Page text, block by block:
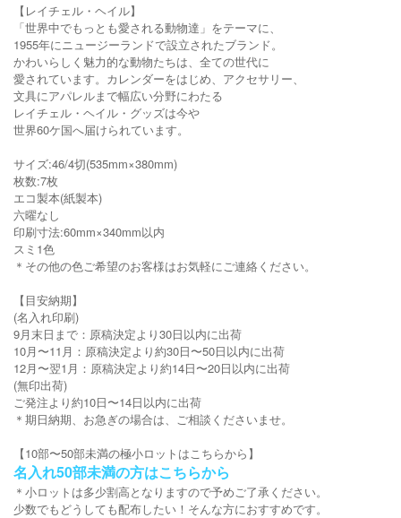
【レイチェル・ヘイル】
「世界中でもっとも愛される動物達」をテーマに、
1955年にニュージーランドで設立されたブランド。
かわいらしく魅力的な動物たちは、全ての世代に
愛されています。カレンダーをはじめ、アクセサリー、
文具にアパレルまで幅広い分野にわたる
レイチェル・ヘイル・グッズは今や
世界60ケ国へ届けられています。
サイズ:46/4切(535mm×380mm)
枚数:7枚
エコ製本(紙製本)
六曜なし
印刷寸法:60mm×340mm以内
スミ1色
＊その他の色ご希望のお客様はお気軽にご連絡ください。
【目安納期】
(名入れ印刷)
9月末日まで：原稿決定より30日以内に出荷
10月〜11月：原稿決定より約30日〜50日以内に出荷
12月〜翌1月：原稿決定より約14日〜20日以内に出荷
(無印出荷)
ご発注より約10日〜14日以内に出荷
＊期日納期、お急ぎの場合は、ご相談くださいませ。
【10部〜50部未満の極小ロットはこちらから】
名入れ50部未満の方はこちらから
＊小ロットは多少割高となりますので予めご了承ください。
少数でもどうしても配布したい！そんな方におすすめです。